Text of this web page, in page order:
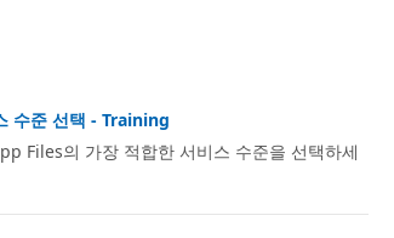
수준 선택 - Training
Files의 가장 적합한 서비스 수준을 선택하세